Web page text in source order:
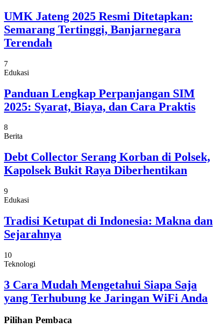
UMK Jateng 2025 Resmi Ditetapkan:
Semarang Tertinggi, Banjarnegara
Terendah
7
Edukasi
Panduan Lengkap Perpanjangan SIM
2025: Syarat, Biaya, dan Cara Praktis
8
Berita
Debt Collector Serang Korban di Polsek,
Kapolsek Bukit Raya Diberhentikan
9
Edukasi
Tradisi Ketupat di Indonesia: Makna dan
Sejarahnya
10
Teknologi
3 Cara Mudah Mengetahui Siapa Saja
yang Terhubung ke Jaringan WiFi Anda
Pilihan Pembaca